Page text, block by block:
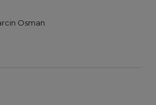
Osman